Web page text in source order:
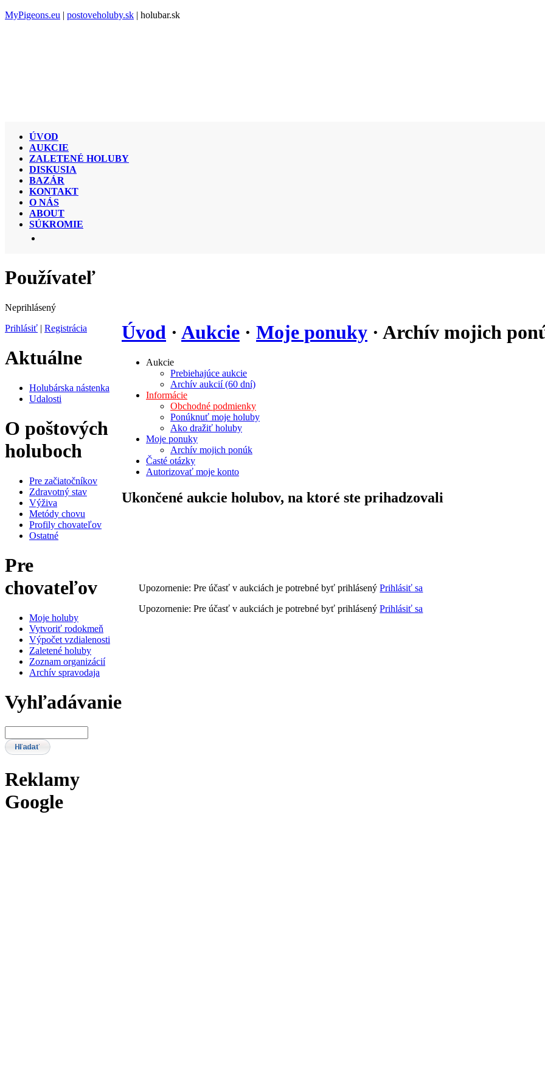
MyPigeons.eu | postoveholuby.sk | holubar.sk
ÚVOD
AUKCIE
ZALETENÉ HOLUBY
DISKUSIA
BAZÁR
KONTAKT
O NÁS
ABOUT
SÚKROMIE
Používateľ
Neprihlásený
Prihlásiť | Registrácia
Aktuálne
Holubárska nástenka
Udalosti
O poštových
holuboch
Pre začiatočníkov
Zdravotný stav
Výživa
Metódy chovu
Profily chovateľov
Ostatné
Pre
chovateľov
Moje holuby
Vytvoriť rodokmeň
Výpočet vzdialenosti
Zaletené holuby
Zoznam organizácií
Archív spravodaja
Vyhľadávanie
Reklamy
Google
Úvod · Aukcie · Moje ponuky · Archív mojich
Aukcie
Prebiehajúce aukcie
Archív aukcií (60 dní)
Informácie
Obchodné podmienky
Ponúknuť moje holuby
Ako dražiť holuby
Moje ponuky
Archív mojich ponúk
Časté otázky
Autorizovať moje konto
Ukončené aukcie holubov, na ktoré ste prihadzovali
Upozornenie: Pre účasť v aukciách je potrebné byť prihlásenýPrihlásiť sa
Upozornenie: Pre účasť v aukciách je potrebné byť prihlásenýPrihlásiť sa